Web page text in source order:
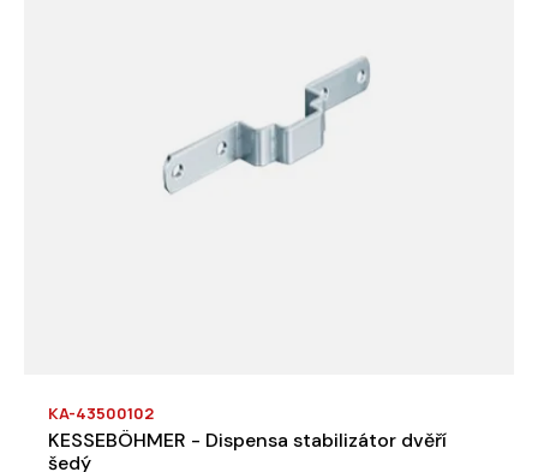
KA-43500102
KESSEBÖHMER - Dispensa stabilizátor dvěří
šedý